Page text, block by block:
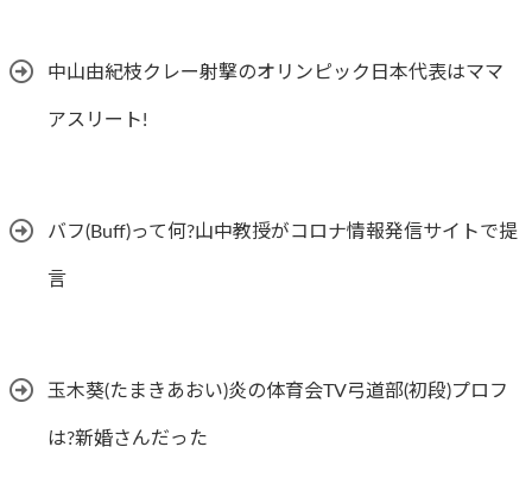
中山由紀枝クレー射撃のオリンピック日本代表はママ
アスリート!
バフ(Buff)って何?山中教授がコロナ情報発信サイトで提
言
玉木葵(たまきあおい)炎の体育会TV弓道部(初段)プロフ
は?新婚さんだった